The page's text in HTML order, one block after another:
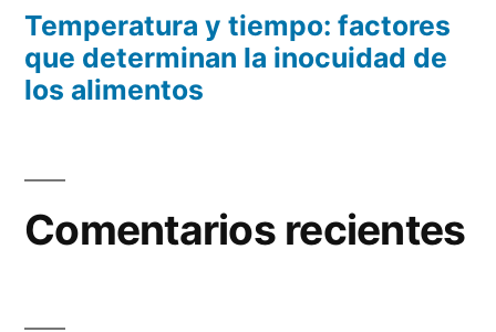
Temperatura y tiempo: factores
que determinan la inocuidad de
los alimentos
Comentarios recientes